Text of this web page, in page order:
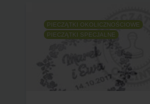
PIECZĄTKI OKOLICZNOŚCIOWE
PIECZĄTKI SPECJALNE